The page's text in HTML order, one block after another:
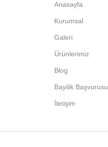
Anasayfa
Kurumsal
Galeri
Ürünlerimiz
Blog
Bayilik Başvurusu
İletişim